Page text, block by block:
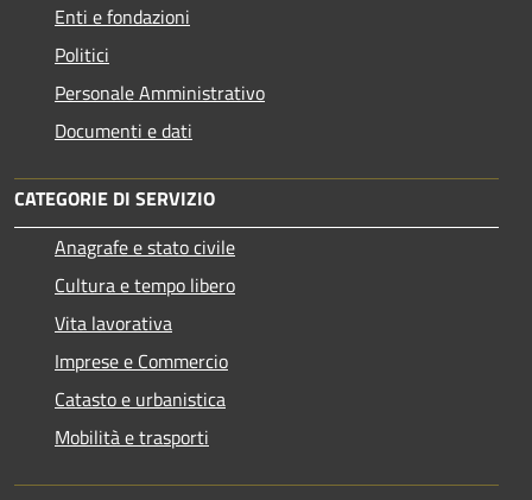
Enti e fondazioni
Politici
Personale Amministrativo
Documenti e dati
CATEGORIE DI SERVIZIO
Anagrafe e stato civile
Cultura e tempo libero
Vita lavorativa
Imprese e Commercio
Catasto e urbanistica
Mobilità e trasporti